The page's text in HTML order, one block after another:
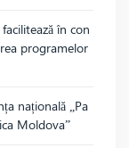
în con
programelor
națională „Pa
Moldova”